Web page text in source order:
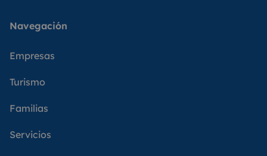
Navegación
Empresas
Turismo
Familias
Servicios